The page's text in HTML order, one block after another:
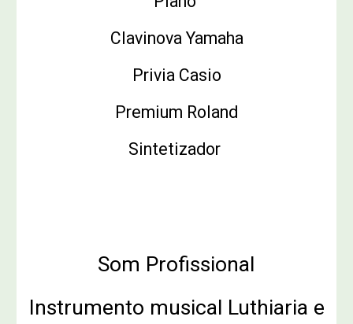
Clavinova Yamaha
Privia Casio
Premium Roland
Sintetizador
Som Profissional
Instrumento musical Luthiaria e